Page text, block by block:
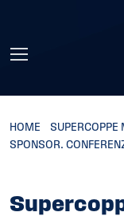
HOME
SPONSOR.